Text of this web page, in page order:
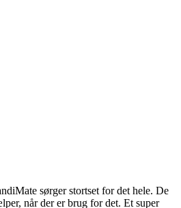
sørger stortset for det hele. De
når der er brug for det. Et super